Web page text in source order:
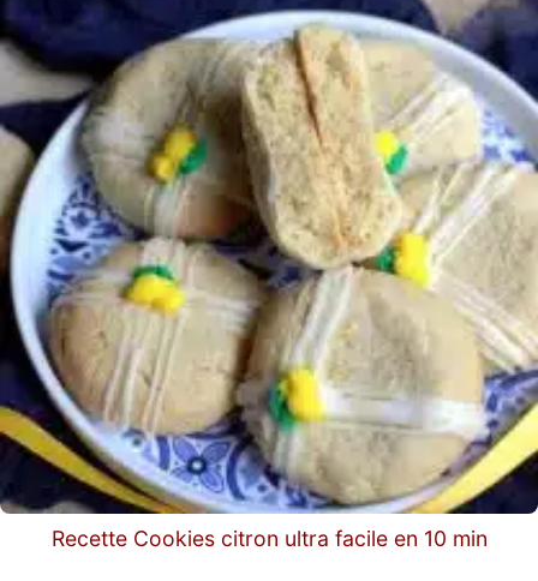
Recette Cookies citron ultra facile en 10 min